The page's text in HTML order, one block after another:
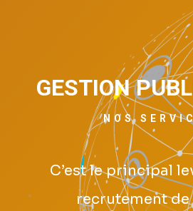
GESTION
NOS
C’est le principal
recrutement de